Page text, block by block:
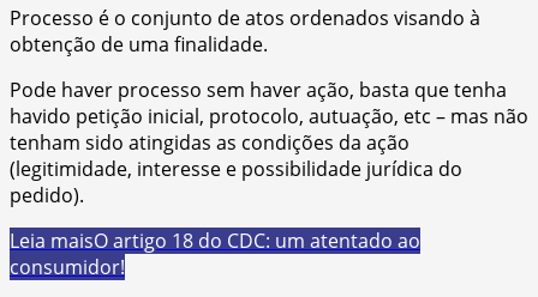
Processo é o conjunto de atos ordenados visando à
obtenção de uma finalidade.
Pode haver processo sem haver ação, basta que tenha
havido petição inicial, protocolo, autuação, etc – mas não
tenham sido atingidas as condições da ação
(legitimidade, interesse e possibilidade jurídica do
pedido).
Leia maisO artigo 18 do CDC: um atentado ao
consumidor!